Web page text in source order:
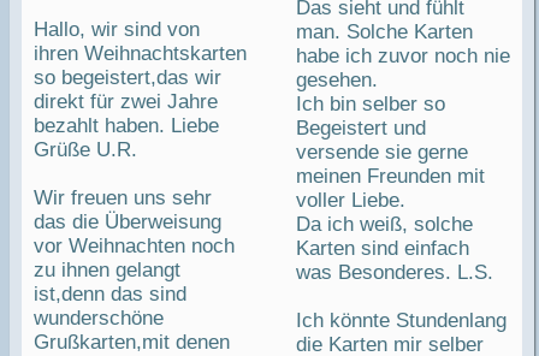
Hallo, wir sind von
ihren Weihnachtskarten
so begeistert,das wir
direkt für zwei Jahre
bezahlt haben. Liebe
Grüße U.R.
Wir freuen uns sehr
das die Überweisung
vor Weihnachten noch
zu ihnen gelangt
ist,denn das sind
wunderschöne
Grußkarten,mit denen
Das sieht und fühlt
man. Solche Karten
habe ich zuvor noch nie
gesehen.
Ich bin selber so
Begeistert und
versende sie gerne
meinen Freunden mit
voller Liebe.
Da ich weiß, solche
Karten sind einfach
was Besonderes. L.S.
Ich könnte Stundenlang
die Karten mir selber